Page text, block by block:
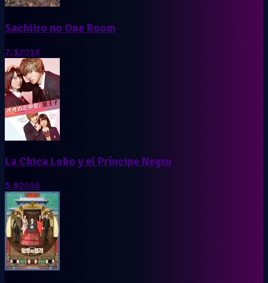
Sachiiro no One Room
7.12018
La Chica Lobo y el Príncipe Negro
5.92016